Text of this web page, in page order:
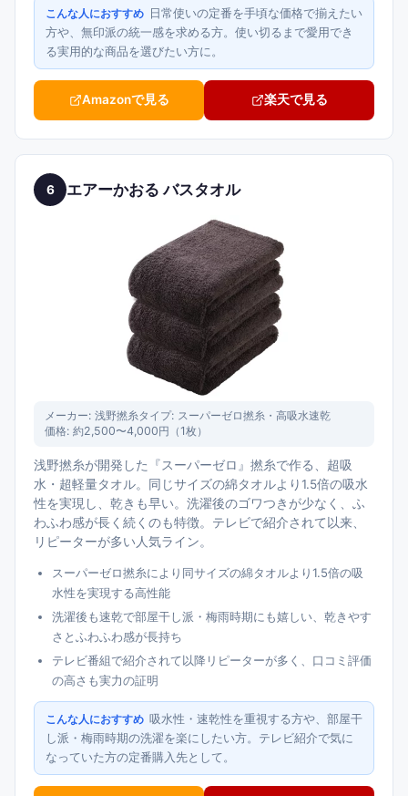
こんな人におすすめ 日常使いの定番を手頃な価格で揃えたい
方や、無印派の統一感を求める方。使い切るまで愛用でき
る実用的な商品を選びたい方に。
Amazonで見る 楽天で見る
6 エアーかおる バスタオル
メーカー: 浅野撚糸タイプ: スーパーゼロ撚糸・高吸水速乾
価格: 約2,500〜4,000円（1枚）
浅野撚糸が開発した『スーパーゼロ』撚糸で作る、超吸
水・超軽量タオル。同じサイズの綿タオルより1.5倍の吸水
性を実現し、乾きも早い。洗濯後のゴワつきが少なく、ふ
わふわ感が長く続くのも特徴。テレビで紹介されて以来、
リピーターが多い人気ライン。
スーパーゼロ撚糸により同サイズの綿タオルより1.5倍の吸
水性を実現する高性能
洗濯後も速乾で部屋干し派・梅雨時期にも嬉しい、乾きやす
さとふわふわ感が長持ち
テレビ番組で紹介されて以降リピーターが多く、口コミ評価
の高さも実力の証明
こんな人におすすめ 吸水性・速乾性を重視する方や、部屋干
し派・梅雨時期の洗濯を楽にしたい方。テレビ紹介で気に
なっていた方の定番購入先として。